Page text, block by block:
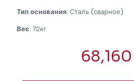
Тип основания: Сталь (сварное)
Вес: 72кг
68,160